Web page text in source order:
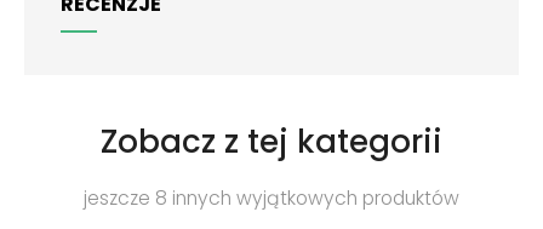
Zobacz z tej kategorii
jeszcze 8 innych wyjątkowych produktów